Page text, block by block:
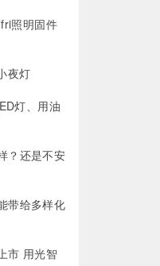
照明固件
夜灯
灯、用油
？还是不安
带给多样化
市 用光智